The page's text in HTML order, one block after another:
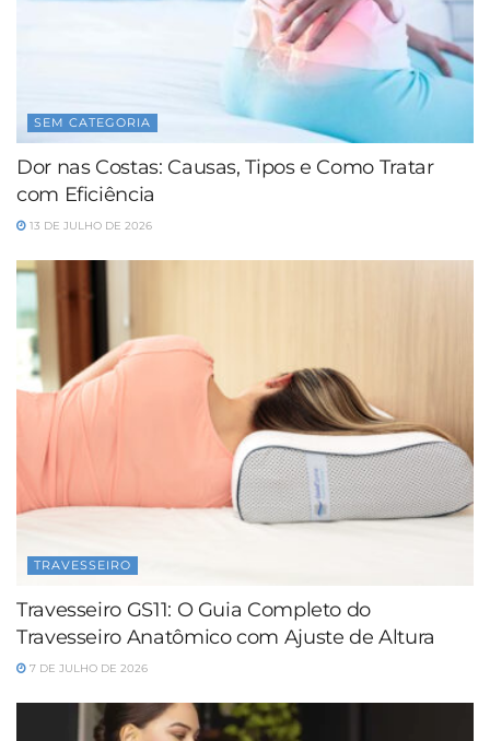
SEM CATEGORIA
Dor nas Costas: Causas, Tipos e Como Tratar
com Eficiência
13 DE JULHO DE 2026
TRAVESSEIRO
Travesseiro GS11: O Guia Completo do
Travesseiro Anatômico com Ajuste de Altura
7 DE JULHO DE 2026